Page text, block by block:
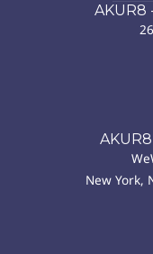
AKUR8
New York,